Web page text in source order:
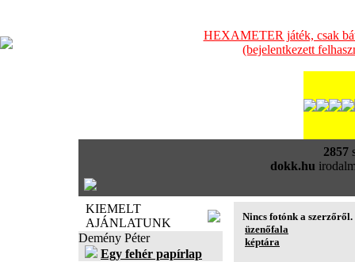
HEXAMETER játék, csak
(bejelentkezett
2857
dokk.hu
KIEMELT
AJÁNLATUNK
Demény Péter
Egy fehér papírlap
Nincs fotónk a szerzőről.
üzenőfala
képtára